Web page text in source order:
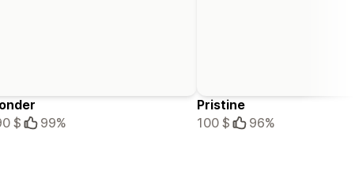
$
99%
Pristine
100 $
96%